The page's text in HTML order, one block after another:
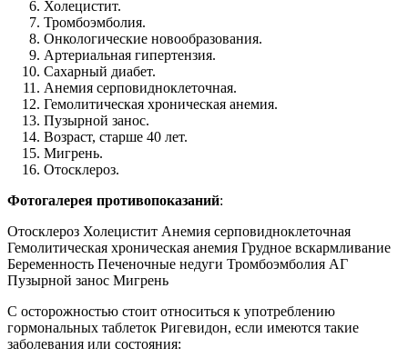
Холецистит.
Тромбоэмболия.
Онкологические новообразования.
Артериальная гипертензия.
Сахарный диабет.
Анемия серповидноклеточная.
Гемолитическая хроническая анемия.
Пузырной занос.
Возраст, старше 40 лет.
Мигрень.
Отосклероз.
Фотогалерея противопоказаний:
Отосклероз Холецистит Анемия серповидноклеточная
Гемолитическая хроническая анемия Грудное вскармливание
Беременность Печеночные недуги Тромбоэмболия АГ
Пузырной занос Мигрень
С осторожностью стоит относиться к употреблению
гормональных таблеток Ригевидон, если имеются такие
заболевания или состояния: